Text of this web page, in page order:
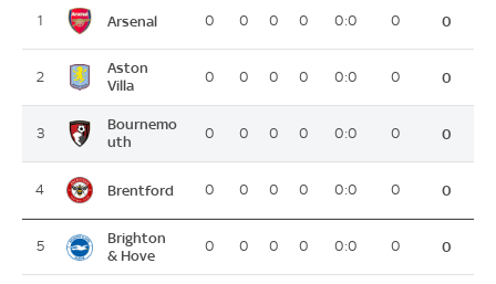
1 Arsenal 0 0 0 0 0:0 0 0
2
Aston
Villa
0 0 0 0 0:0 0 0
3
Bournemo
uth
0 0 0 0 0:0 0 0
4 Brentford 0 0 0 0 0:0 0 0
5
Brighton
& Hove
0 0 0 0 0:0 0 0